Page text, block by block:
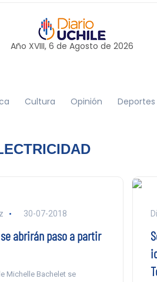
Año XVIII, 6 de Agosto de 2026
Cultura Opinión Deportes
30-07-2018
abrirán paso a partir
Michelle Bachelet se